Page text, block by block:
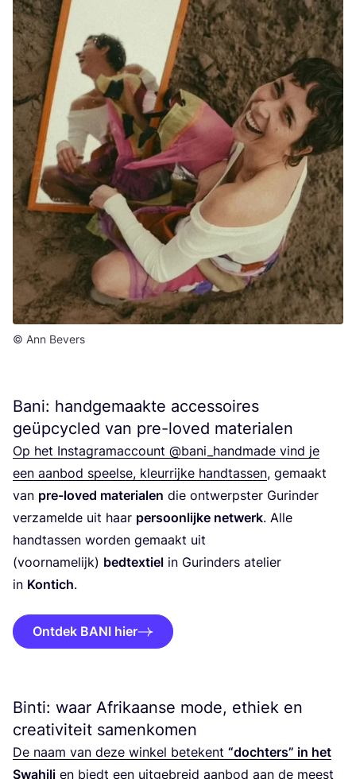
© Ann Bevers
Bani: handgemaakte accessoires
geüpcycled van pre-loved materialen
Op het Inst­agram­ac­count @bani_handmade vind je
een aan­bod speel­se, kleur­rij­ke hand­tas­sen, gemaakt
van pre-loved mate­ri­a­len die ont­werp­ster Gur­in­der
ver­za­mel­de uit haar per­soon­lij­ke net­werk. Alle
hand­tas­sen wor­den gemaakt uit
(voor­na­me­lijk) bedtex­tiel in Gur­in­ders ate­lier
in Kon­tich.
Ontdek BANI hier
Binti: waar Afrikaanse mode, ethiek en
creativiteit samenkomen
De naam van deze win­kel bete­kent “doch­ters” in het
Swa­hi­li en biedt een uit­ge­breid aan­bod aan de meest